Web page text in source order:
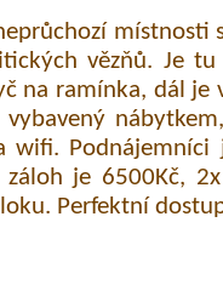
místnosti
vězňů. Je tu
na ramínka, dál je
wifi.
je 6500Kč,
Perfektní